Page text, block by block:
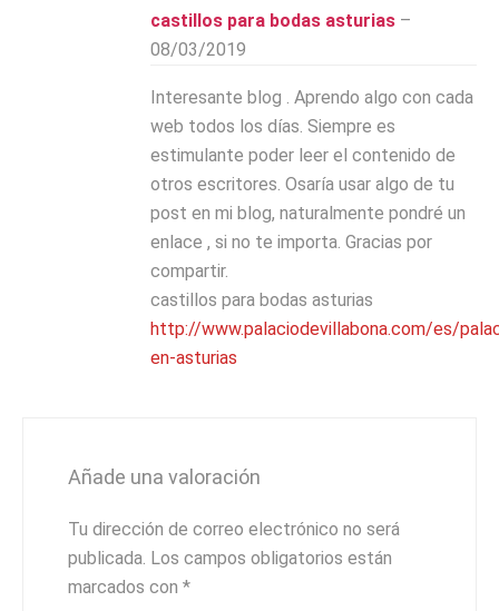
castillos para bodas asturias –
08/03/2019
Interesante blog . Aprendo algo con cada
web todos los días. Siempre es
estimulante poder leer el contenido de
otros escritores. Osaría usar algo de tu
post en mi blog, naturalmente pondré un
enlace , si no te importa. Gracias por
compartir.
castillos para bodas asturias
http://www.palaciodevillabona.com/es/
en-asturias
Añade una valoración
Tu dirección de correo electrónico no será
publicada. Los campos obligatorios están
marcados con *